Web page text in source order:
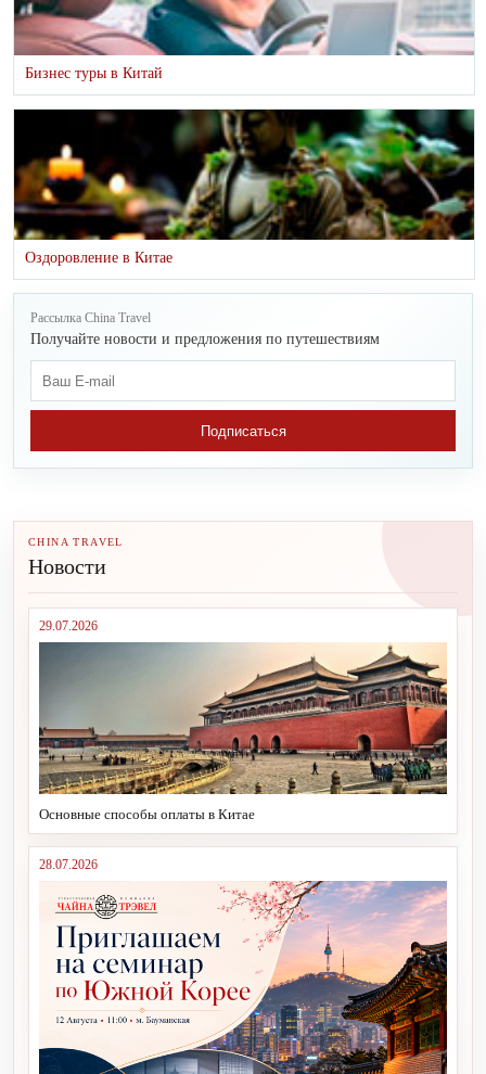
Бизнес туры в Китай
Оздоровление в Китае
Рассылка China Travel
Получайте новости и предложения по путешествиям
Подписаться
CHINA TRAVEL
Новости
29.07.2026
Основные способы оплаты в Китае
28.07.2026